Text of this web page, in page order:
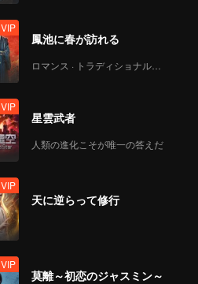
VIP
鳳池に春が訪れる
ロマンス · トラディショナル・コスチューム
VIP
星雲武者
人類の進化こそが唯一の答えだ
VIP
天に逆らって修行
VIP
莫離～初恋のジャスミン～